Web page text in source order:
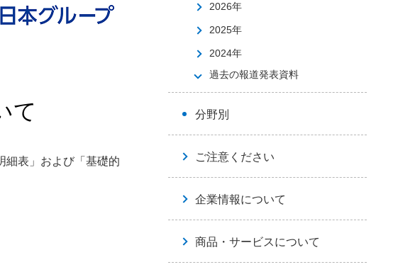
て
細表」および「基礎的
2026年
2025年
2024年
過去の報道発表資料
分野別
ご注意ください
企業情報について
商品・サービスについて